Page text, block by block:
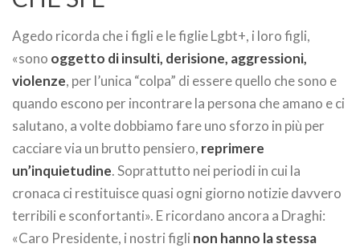
Agedo ricorda che i figli e le figlie Lgbt+, i loro figli,
«sono oggetto di insulti, derisione, aggressioni,
violenze, per l’unica “colpa” di essere quello che sono e
quando escono per incontrare la persona che amano e ci
salutano, a volte dobbiamo fare uno sforzo in più per
cacciare via un brutto pensiero, reprimere
un’inquietudine. Soprattutto nei periodi in cui la
cronaca ci restituisce quasi ogni giorno notizie davvero
terribili e sconfortanti». E ricordano ancora a Draghi:
«Caro Presidente, i nostri figli non hanno la stessa